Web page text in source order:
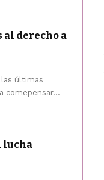
al derecho a
las últimas
comepensar...
lucha